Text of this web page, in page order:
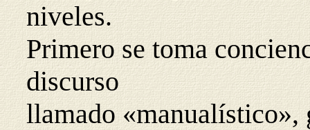
niveles.
Primero se toma
discurso
llamado «manualístico»,